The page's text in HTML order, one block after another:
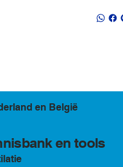
en België
en tools